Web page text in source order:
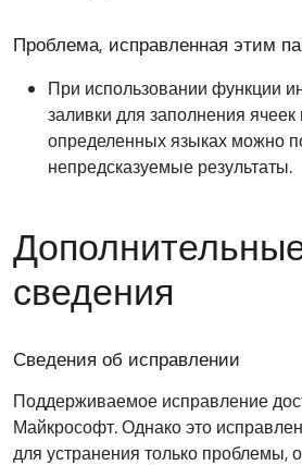
Проблема, исправленная этим
При использовании функции
заливки для заполнения ячеек
определенных языках можно
непредсказуемые результаты.
сведения
Сведения об исправлении
Поддерживаемое исправление
Майкрософт. Однако это
для устранения только проблемы,